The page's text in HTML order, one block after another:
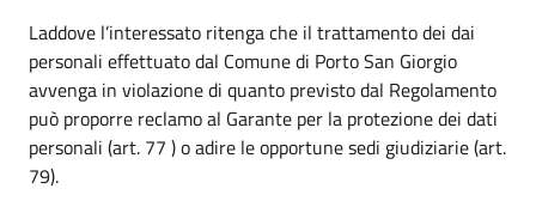
Laddove l’interessato ritenga che il trattamento dei dai
personali effettuato dal Comune di Porto San Giorgio
avvenga in violazione di quanto previsto dal Regolamento
può proporre reclamo al Garante per la protezione dei dati
personali (art. 77 ) o adire le opportune sedi giudiziarie (art.
79).